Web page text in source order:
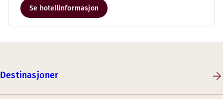
Se hotellinformasjon
Destinasjoner